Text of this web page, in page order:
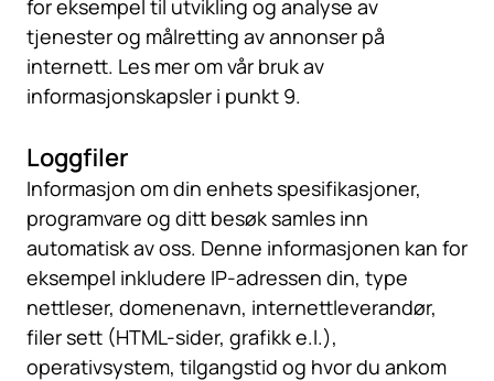
for eksempel til utvikling og analyse av
tjenester og målretting av annonser på
internett. Les mer om vår bruk av
informasjonskapsler i punkt 9.
Loggfiler
Informasjon om din enhets spesifikasjoner,
programvare og ditt besøk samles inn
automatisk av oss. Denne informasjonen kan for
eksempel inkludere IP-adressen din, type
nettleser, domenenavn, internettleverandør,
filer sett (HTML-sider, grafikk e.l.),
operativsystem, tilgangstid og hvor du ankom